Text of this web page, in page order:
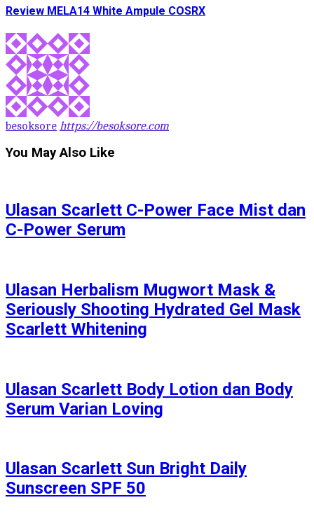
Review MELA14 White Ampule COSRX
besoksore https://besoksore.com
You May Also Like
Ulasan Scarlett C-Power Face Mist dan
C-Power Serum
Ulasan Herbalism Mugwort Mask &
Seriously Shooting Hydrated Gel Mask
Scarlett Whitening
Ulasan Scarlett Body Lotion dan Body
Serum Varian Loving
Ulasan Scarlett Sun Bright Daily
Sunscreen SPF 50